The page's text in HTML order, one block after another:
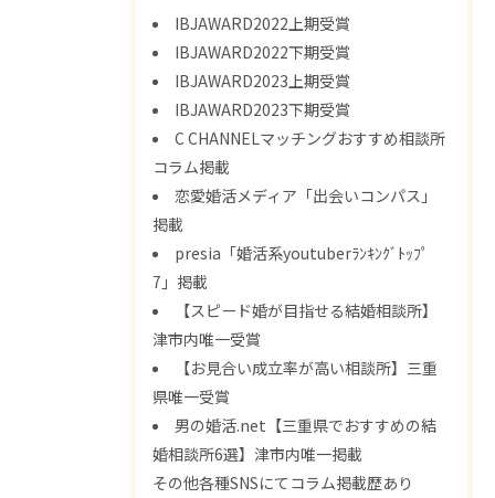
IBJAWARD2022上期受賞
IBJAWARD2022下期受賞
IBJAWARD2023上期受賞
IBJAWARD2023下期受賞
C CHANNELマッチングおすすめ相談所
コラム掲載
恋愛婚活メディア「出会いコンパス」
掲載
presia「婚活系youtuberﾗﾝｷﾝｸﾞﾄｯﾌﾟ
7」掲載
【スピード婚が目指せる結婚相談所】
津市内唯一受賞
【お見合い成立率が高い相談所】三重
県唯一受賞
男の婚活.net【三重県でおすすめの結
婚相談所6選】津市内唯一掲載
その他各種SNSにてコラム掲載歴あり